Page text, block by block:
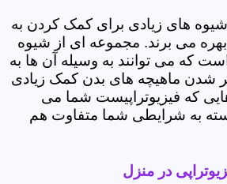
شیوه های زیادی برای کمک کردن به
می برند. مجموعه ای از شیوه
که می توانند به وسیله آن ها به
شدن ماهیچه های بدن کمک زیادی
که فیزیوتراپیست شما می
بسته به شرایطی شما متفاوت هم
در منزل